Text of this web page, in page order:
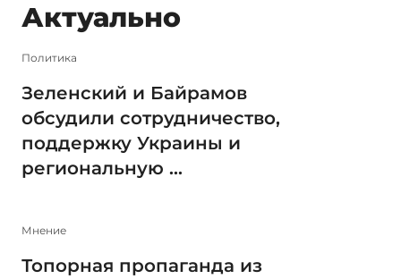
Актуально
Политика
Зеленский и Байрамов
обсудили сотрудничество,
поддержку Украины и
региональную ...
Мнение
Топорная пропаганда из